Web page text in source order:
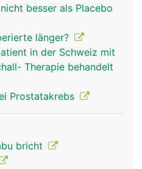
besser als Placebo
länger?
in der Schweiz mit
Therapie behandelt
Prostatakrebs
bricht